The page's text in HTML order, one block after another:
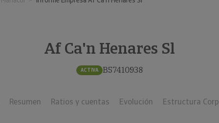
· Recuperación de
y tutoriales
Investigada
Af Ca'n Henares Sl
ACTIVA B57410938
Resumen Ratios y cuentas Evolución Estructura